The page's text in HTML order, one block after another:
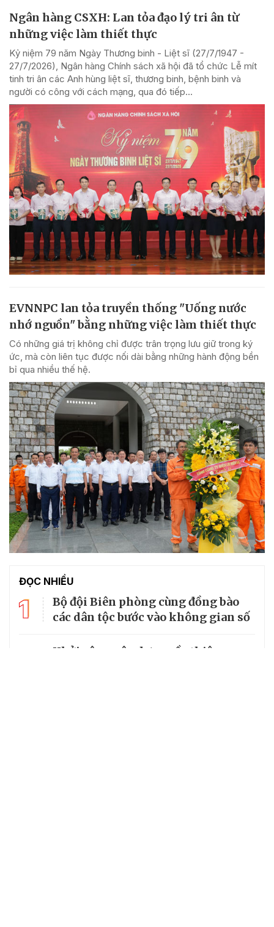
Ngân hàng CSXH: Lan tỏa đạo lý tri ân từ
những việc làm thiết thực
Kỷ niệm 79 năm Ngày Thương binh - Liệt sĩ (27/7/1947 -
27/7/2026), Ngân hàng Chính sách xã hội đã tổ chức Lễ mít
tinh tri ân các Anh hùng liệt sĩ, thương binh, bệnh binh và
người có công với cách mạng, qua đó tiếp...
EVNNPC lan tỏa truyền thống "Uống nước
nhớ nguồn" bằng những việc làm thiết thực
Có những giá trị không chỉ được trân trọng lưu giữ trong ký
ức, mà còn liên tục được nối dài bằng những hành động bền
bỉ qua nhiều thế hệ.
ĐỌC NHIỀU
1
Bộ đội Biên phòng cùng đồng bào
các dân tộc bước vào không gian số
Khởi công xây dựng cầu thiện